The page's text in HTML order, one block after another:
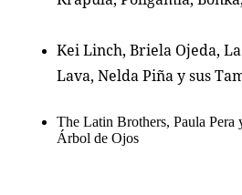
Kei Linch, Briela Ojeda,
Lava, Nelda Piña y sus
The Latin Brothers, Paula Pera
Árbol de Ojos